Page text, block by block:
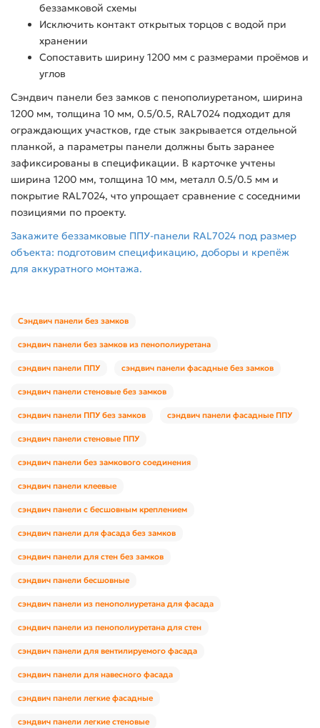
беззамковой схемы
Исключить контакт открытых торцов с водой при
хранении
Сопоставить ширину 1200 мм с размерами проёмов и
углов
Сэндвич панели без замков с пенополиуретаном, ширина
1200 мм, толщина 10 мм, 0.5/0.5, RAL7024 подходит для
ограждающих участков, где стык закрывается отдельной
планкой, а параметры панели должны быть заранее
зафиксированы в спецификации. В карточке учтены
ширина 1200 мм, толщина 10 мм, металл 0.5/0.5 мм и
покрытие RAL7024, что упрощает сравнение с соседними
позициями по проекту.
Закажите беззамковые ППУ-панели RAL7024 под размер
объекта: подготовим спецификацию, доборы и крепёж
для аккуратного монтажа.
Сэндвич панели без замков
сэндвич панели без замков из пенополиуретана
сэндвич панели ППУ сэндвич панели фасадные без замков
сэндвич панели стеновые без замков
сэндвич панели ППУ без замков сэндвич панели фасадные ППУ
сэндвич панели стеновые ППУ
сэндвич панели без замкового соединения
сэндвич панели клеевые
сэндвич панели с бесшовным креплением
сэндвич панели для фасада без замков
сэндвич панели для стен без замков
сэндвич панели бесшовные
сэндвич панели из пенополиуретана для фасада
сэндвич панели из пенополиуретана для стен
сэндвич панели для вентилируемого фасада
сэндвич панели для навесного фасада
сэндвич панели легкие фасадные
сэндвич панели легкие стеновые